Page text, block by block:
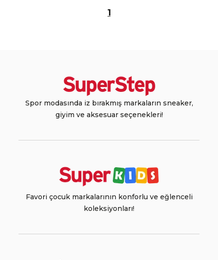
1
Spor modasında iz bırakmış markaların sneaker,
giyim ve aksesuar seçenekleri!
Favori çocuk markalarının konforlu ve eğlenceli
koleksiyonları!